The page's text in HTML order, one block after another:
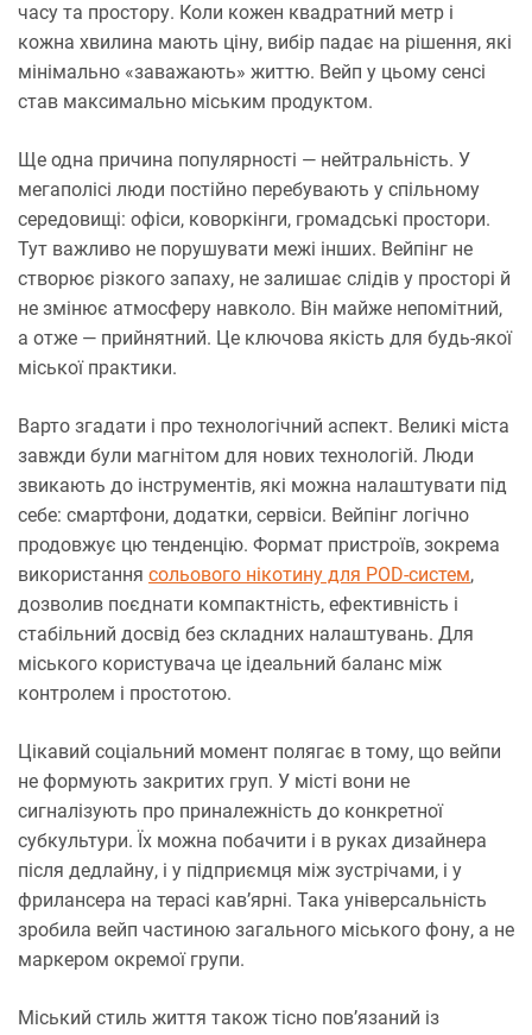
часу та простору. Коли кожен квадратний метр і
кожна хвилина мають ціну, вибір падає на рішення, які
мінімально «заважають» життю. Вейп у цьому сенсі
став максимально міським продуктом.
Ще одна причина популярності — нейтральність. У
мегаполісі люди постійно перебувають у спільному
середовищі: офіси, коворкінги, громадські простори.
Тут важливо не порушувати межі інших. Вейпінг не
створює різкого запаху, не залишає слідів у просторі й
не змінює атмосферу навколо. Він майже непомітний,
а отже — прийнятний. Це ключова якість для будь-якої
міської практики.
Варто згадати і про технологічний аспект. Великі міста
завжди були магнітом для нових технологій. Люди
звикають до інструментів, які можна налаштувати під
себе: смартфони, додатки, сервіси. Вейпінг логічно
продовжує цю тенденцію. Формат пристроїв, зокрема
використання сольового нікотину для POD-систем,
дозволив поєднати компактність, ефективність і
стабільний досвід без складних налаштувань. Для
міського користувача це ідеальний баланс між
контролем і простотою.
Цікавий соціальний момент полягає в тому, що вейпи
не формують закритих груп. У місті вони не
сигналізують про приналежність до конкретної
субкультури. Їх можна побачити і в руках дизайнера
після дедлайну, і у підприємця між зустрічами, і у
фрилансера на терасі кав’ярні. Така універсальність
зробила вейп частиною загального міського фону, а не
маркером окремої групи.
Міський стиль життя також тісно пов’язаний із